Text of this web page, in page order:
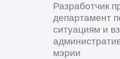
Разработчик
департамент
ситуациям и
мэрии